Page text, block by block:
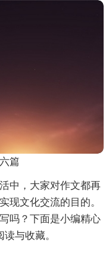
篇
中，大家对作文都再
现文化交流的目的。
吗？下面是小编精心
与收藏。